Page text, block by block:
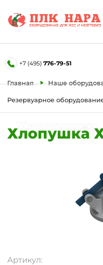
+7 (495) 776-79-51
Главная Наше
Резервуарное
Хлопушка
Хлопушка
Артикул:
Форма
Ваше имя
Телефон
Отправить